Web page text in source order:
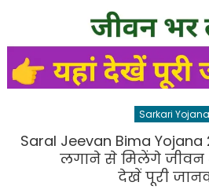
Sarkari Yojana
Saral Jeevan Bima
लगाने से मिलेंगे जीवन
देखें पूरी